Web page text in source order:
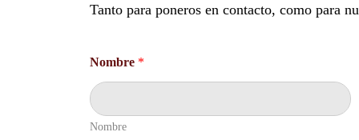
Tanto para poneros en contacto, como para
Nombre *
Nombre